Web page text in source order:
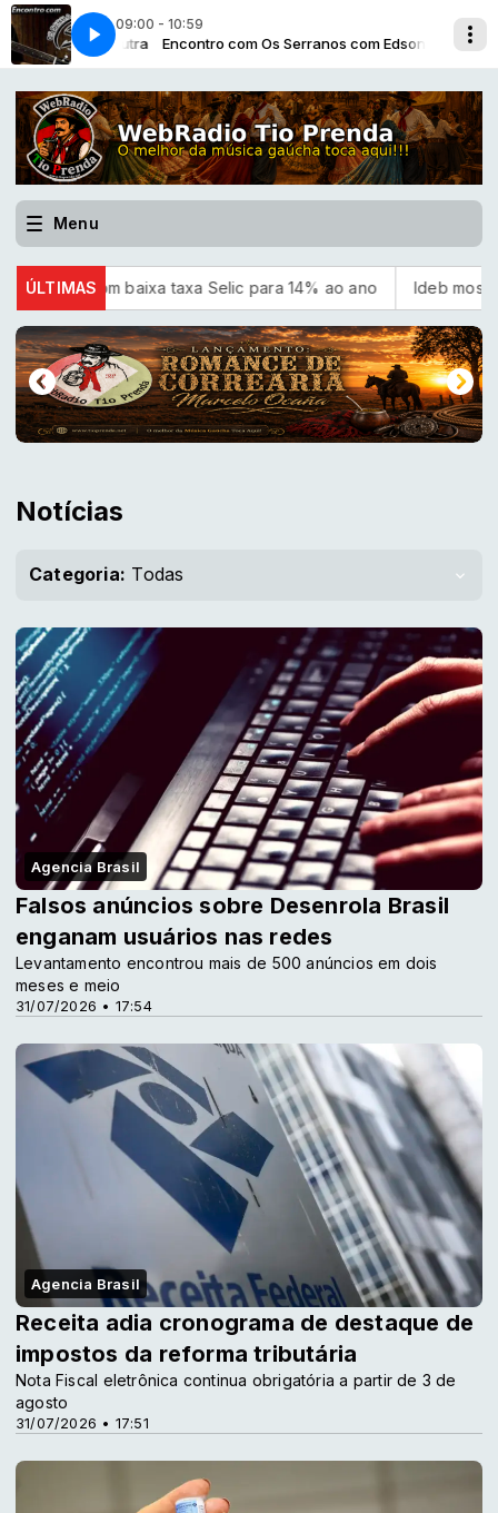
09:00 - 10:59
Edson Dutra Encontro com Os Serranos com Edson Dutra
pgm 1157 bloco 6 Os Monarcas
Menu
ÚLTIMAS
baixa taxa Selic para 14% ao ano Ideb mostra avanço da
Notícias
Categoria: Todas
Agencia Brasil
31/07/2026 • 17:54
Falsos anúncios sobre Desenrola Brasil
enganam usuários nas redes
Levantamento encontrou mais de 500 anúncios em dois
meses e meio
Agencia Brasil
31/07/2026 • 17:51
Receita adia cronograma de destaque de
impostos da reforma tributária
Nota Fiscal eletrônica continua obrigatória a partir de 3 de
agosto